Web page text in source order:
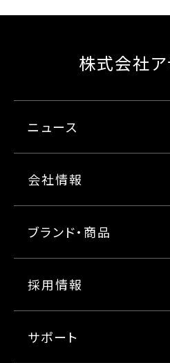
株式会社ア
ニュース
会社情報
ブランド・商品
採用情報
サポート